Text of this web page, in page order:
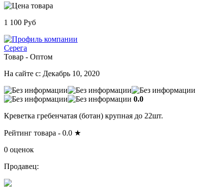
1 100 Руб
Серега
Товар - Оптом
На сайте с: Декабрь 10, 2020
0.0
Креветка гребенчатая (ботан) крупная до 22шт.
Рейтинг товара - 0.0 ★
0 оценок
Продавец: